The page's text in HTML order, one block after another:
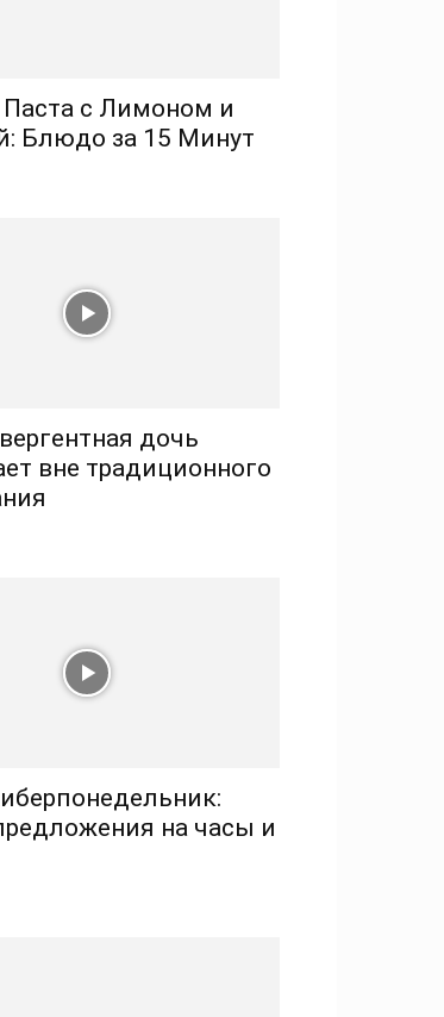
с Лимоном и
Блюдо за 15 Минут
дочь
вне традиционного
на часы и